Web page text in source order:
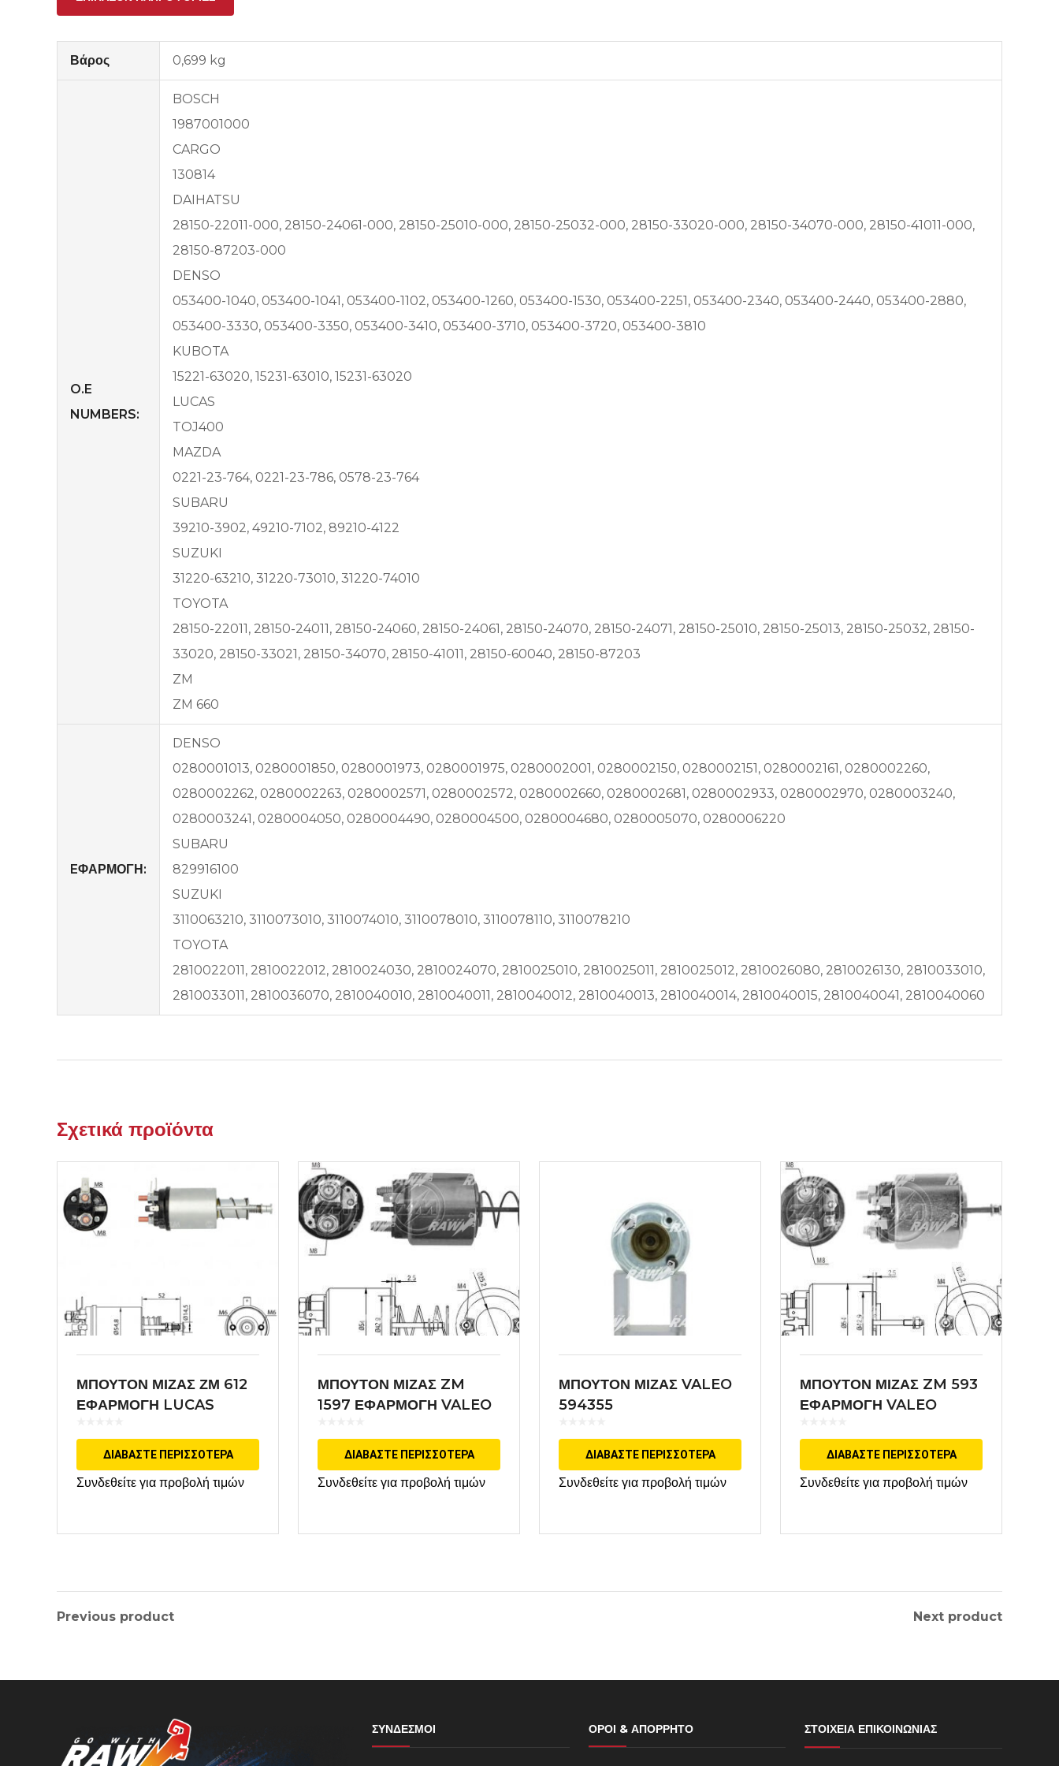
Βάρος 0,699 kg
O.E
NUMBERS:
BOSCH
1987001000
CARGO
130814
DAIHATSU
28150-22011-000, 28150-24061-000, 28150-25010-000, 28150-25032-000, 28150-33020-000, 28150-34070-000, 28150-41011-000,
28150-87203-000
DENSO
053400-1040, 053400-1041, 053400-1102, 053400-1260, 053400-1530, 053400-2251, 053400-2340, 053400-2440, 053400-2880,
053400-3330, 053400-3350, 053400-3410, 053400-3710, 053400-3720, 053400-3810
KUBOTA
15221-63020, 15231-63010, 15231-63020
LUCAS
TOJ400
MAZDA
0221-23-764, 0221-23-786, 0578-23-764
SUBARU
39210-3902, 49210-7102, 89210-4122
SUZUKI
31220-63210, 31220-73010, 31220-74010
TOYOTA
28150-22011, 28150-24011, 28150-24060, 28150-24061, 28150-24070, 28150-24071, 28150-25010, 28150-25013, 28150-25032, 28150-
33020, 28150-33021, 28150-34070, 28150-41011, 28150-60040, 28150-87203
ZM
ZM 660
EΦΑΡΜΟΓΗ:
DENSO
0280001013, 0280001850, 0280001973, 0280001975, 0280002001, 0280002150, 0280002151, 0280002161, 0280002260,
0280002262, 0280002263, 0280002571, 0280002572, 0280002660, 0280002681, 0280002933, 0280002970, 0280003240,
0280003241, 0280004050, 0280004490, 0280004500, 0280004680, 0280005070, 0280006220
SUBARU
829916100
SUZUKI
3110063210, 3110073010, 3110074010, 3110078010, 3110078110, 3110078210
TOYOTA
2810022011, 2810022012, 2810024030, 2810024070, 2810025010, 2810025011, 2810025012, 2810026080, 2810026130, 2810033010,
2810033011, 2810036070, 2810040010, 2810040011, 2810040012, 2810040013, 2810040014, 2810040015, 2810040041, 2810040060
Σχετικά προϊόντα
ΜΠΟΥΤΟΝ ΜΙΖΑΣ ΖΜ 612
ΕΦΑΡΜΟΓΗ LUCAS
ΔΙΑΒΆΣΤΕ ΠΕΡΙΣΣΌΤΕΡΑ
Συνδεθείτε για προβολή τιμών
ΜΠΟΥΤΟΝ ΜΙΖΑΣ ZM
1597 ΕΦΑΡΜΟΓΗ VALEO
ΔΙΑΒΆΣΤΕ ΠΕΡΙΣΣΌΤΕΡΑ
Συνδεθείτε για προβολή τιμών
ΜΠΟΥΤΟΝ ΜΙΖΑΣ VALEO
594355
ΔΙΑΒΆΣΤΕ ΠΕΡΙΣΣΌΤΕΡΑ
Συνδεθείτε για προβολή τιμών
ΜΠΟΥΤΟΝ ΜΙΖΑΣ ZM 593
ΕΦΑΡΜΟΓΗ VALEO
ΔΙΑΒΆΣΤΕ ΠΕΡΙΣΣΌΤΕΡΑ
Συνδεθείτε για προβολή τιμών
Previous product Next product
ΣΎΝΔΕΣΜΟΙ ΌΡΟΙ & ΑΠΌΡΡΗΤΟ ΣΤΟΙΧΕΊΑ ΕΠΙΚΟΙΝΩΝΊΑΣ